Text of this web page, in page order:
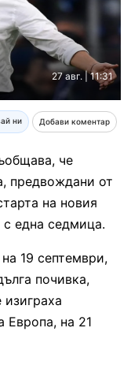
27 авг. | 11:31
ни Добави коментар
че
предвождани от
на новия
една седмица.
19 септември,
почивка,
Европа, на 21